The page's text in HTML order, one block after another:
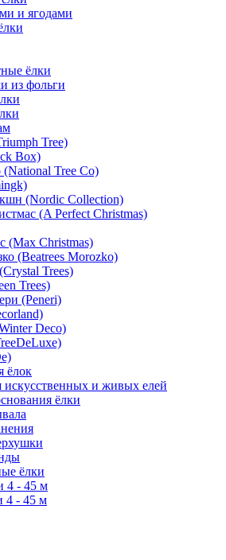
и ягодами
ёлки
из фольги
Tree)
Box)
Tree Co)
(Nordic Collection)
(A Perfect Christmas)
(Max Christmas)
(Beatrees Morozko)
Trees)
Trees)
(Peneri)
Deco)
ёлок
искусственных и живых елей
ёлки
ёлки
4 - 45 м
4 - 45 м